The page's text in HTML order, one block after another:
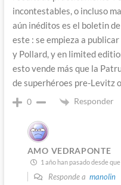
incontestables, o incluso
aún inéditos es el boletin
este : se empieza a
y Pollard, y en limited
esto vende más que la
de superhéroes pre-Levitz
0 Responder
AMO VEDRAPONTE
1 año han pasado desde
Responde a manolin